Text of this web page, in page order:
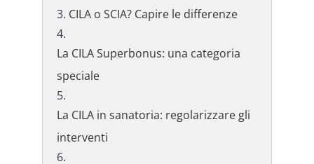
CILA o SCIA? Capire le differenze
La CILA Superbonus: una categoria
speciale
La CILA in sanatoria: regolarizzare gli
interventi